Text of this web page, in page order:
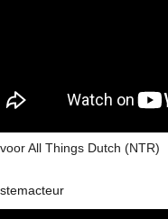
All Things Dutch (NTR)